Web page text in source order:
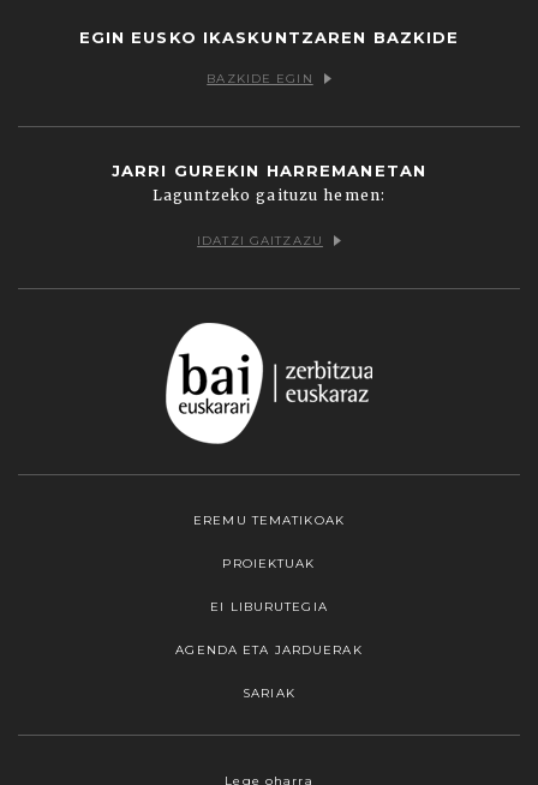
EGIN EUSKO IKASKUNTZAREN BAZKIDE
BAZKIDE EGIN
JARRI GUREKIN HARREMANETAN
Laguntzeko gaituzu hemen:
IDATZI GAITZAZU
EREMU TEMATIKOAK
PROIEKTUAK
EI LIBURUTEGIA
AGENDA ETA JARDUERAK
SARIAK
Lege oharra
Webgune honek cookieak erabiltzen ditu,